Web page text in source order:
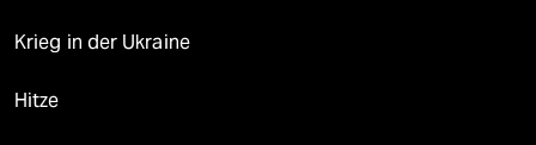
Krieg in der Ukraine
Hitze